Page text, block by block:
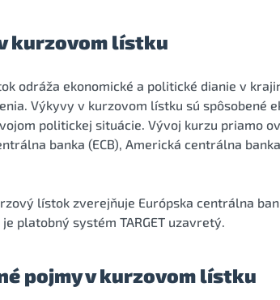
kurzovom lístku
odráža ekonomické a politické dianie v
Výkyvy v kurzovom lístku sú spôsobené
politickej situácie. Vývoj kurzu priamo
banka (ECB), Americká centrálna
lístok zverejňuje Európska centrálna
platobný systém TARGET uzavretý.
pojmy v kurzovom lístku